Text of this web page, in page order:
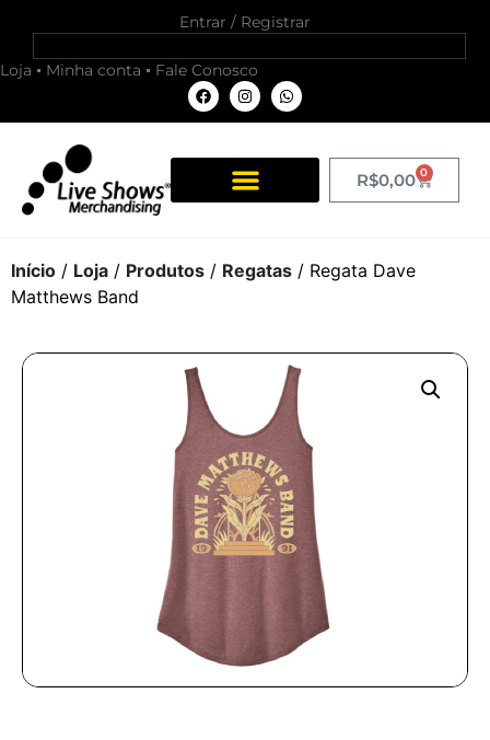
Entrar / Registrar
Loja Minha conta Fale Conosco
R$0,00 0
Início / Loja / Produtos / Regatas / Regata Dave
Matthews Band